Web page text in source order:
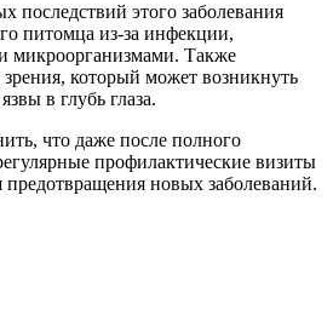
этого заболевания
питомца из-за инфекции,
микроорганизмами. Также
который может возникнуть
в глубь глаза.
что даже после полного
профилактические визиты
новых заболеваний.